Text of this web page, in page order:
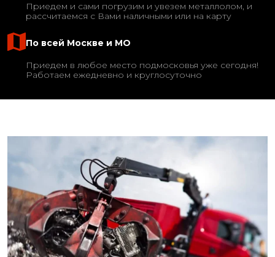
Приедем и сами погрузим и увезем металлолом, и
рассчитаемся с Вами наличными или на карту
По всей Москве и МО
Приедем в любое место подмосковья уже сегодня!
Работаем ежедневно и круглосуточно